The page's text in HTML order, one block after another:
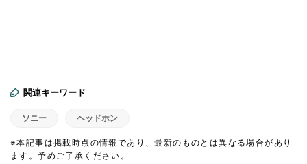
関連キーワード
ソニー ヘッドホン
※本記事は掲載時点の情報であり、最新のものとは異なる場合があり
ます。予めご了承ください。